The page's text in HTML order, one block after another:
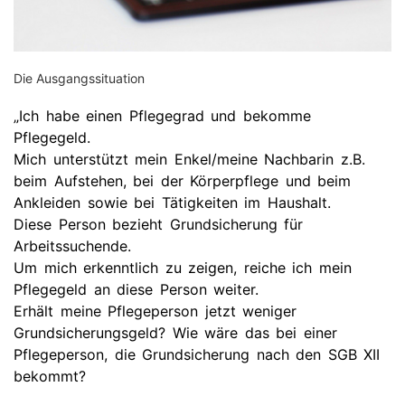
Die Ausgangssituation
„Ich habe einen Pflegegrad und bekomme
Pflegegeld.
Mich unterstützt mein Enkel/meine Nachbarin z.B.
beim Aufstehen, bei der Körperpflege und beim
Ankleiden sowie bei Tätigkeiten im Haushalt.
Diese Person bezieht Grundsicherung für
Arbeitssuchende.
Um mich erkenntlich zu zeigen, reiche ich mein
Pflegegeld an diese Person weiter.
Erhält meine Pflegeperson jetzt weniger
Grundsicherungsgeld? Wie wäre das bei einer
Pflegeperson, die Grundsicherung nach den SGB XII
bekommt?